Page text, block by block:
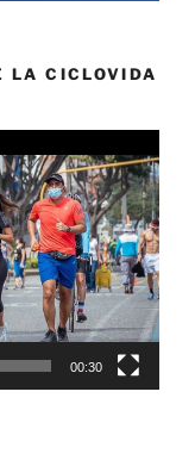
LA CICLOVIDA
00:30